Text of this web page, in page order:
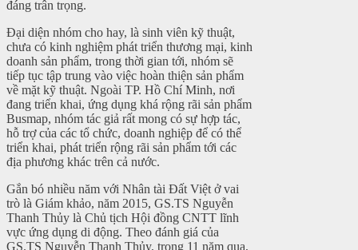
đáng trân trọng.
Đại diện nhóm cho hay, là sinh viên kỹ thuật,
chưa có kinh nghiệm phát triển thương mại, kinh
doanh sản phẩm, trong thời gian tới, nhóm sẽ
tiếp tục tập trung vào việc hoàn thiện sản phẩm
về mặt kỹ thuật. Ngoài TP. Hồ Chí Minh, nơi
đang triển khai, ứng dụng khá rộng rãi sản phẩm
Busmap, nhóm tác giả rất mong có sự hợp tác,
hỗ trợ của các tổ chức, doanh nghiệp để có thể
triển khai, phát triển rộng rãi sản phẩm tới các
địa phương khác trên cả nước.
Gắn bó nhiều năm với Nhân tài Đất Việt ở vai
trò là Giám khảo, năm 2015, GS.TS Nguyễn
Thanh Thủy là Chủ tịch Hội đồng CNTT lĩnh
vực ứng dụng di động. Theo đánh giá của
GS.TS Nguyễn Thanh Thủy, trong 11 năm qua,